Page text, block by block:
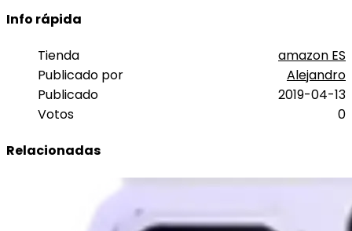
Info rápida
Tienda
amazon ES
Publicado por
Alejandro
Publicado
2019-04-13
Votos
0
Relacionadas